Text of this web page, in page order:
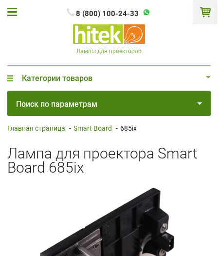
8 (800) 100-24-33
Лампы для проекторов
Категории товаров
Поиск по параметрам
Главная страница - Smart Board - 685ix
Лампа для проектора Smart
Board 685ix